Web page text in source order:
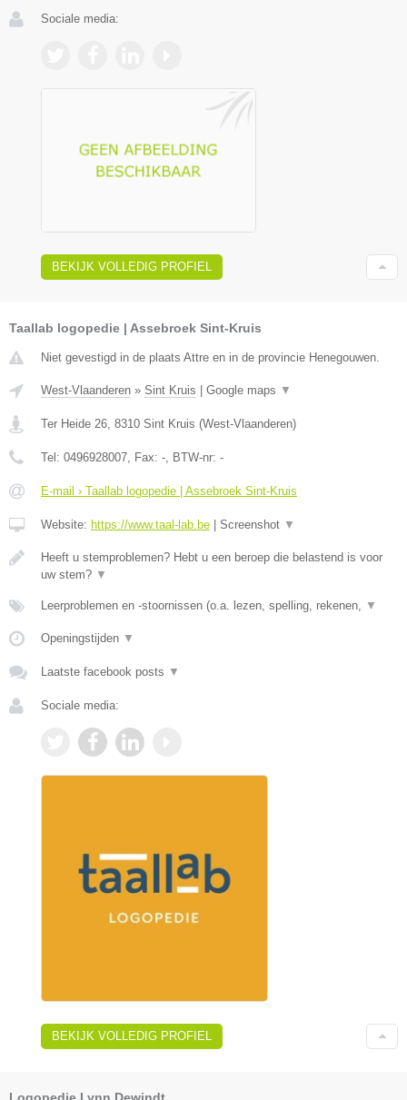
Sociale media:
BEKIJK VOLLEDIG PROFIEL
Taallab logopedie | Assebroek Sint-Kruis
Niet gevestigd in de plaats Attre en in de provincie Henegouwen.
West-Vlaanderen » Sint Kruis | Google maps ▼
Ter Heide 26 8310 Sint Kruis (West-Vlaanderen)
Tel: 0496928007 , Fax: - , BTW-nr: -
E-mail › Taallab logopedie | Assebroek Sint-Kruis
Website: https://www.taal-lab.be | Screenshot ▼
Heeft u stemproblemen? Hebt u een beroep die belastend is voor
uw stem? ▼
Leerproblemen en -stoornissen (o.a. lezen, spelling, rekenen, ▼
Openingstijden ▼
Laatste facebook posts ▼
Sociale media:
BEKIJK VOLLEDIG PROFIEL
Logopedie Lynn Dewindt